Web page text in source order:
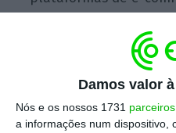
Damos valor
Nós e os nossos 1731 parceiros
a informações num dispositivo,